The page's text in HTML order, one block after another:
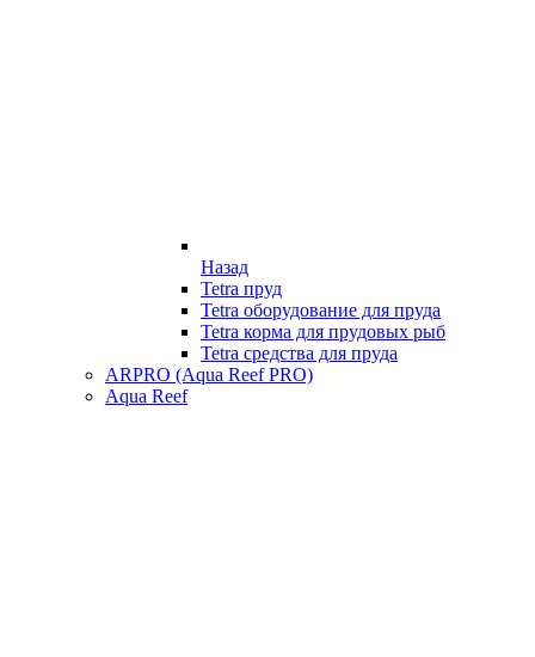
Назад
Tetra пруд
Tetra оборудование для пруда
Tetra корма для прудовых рыб
Tetra средства для пруда
ARPRO (Aqua Reef PRO)
Aqua Reef